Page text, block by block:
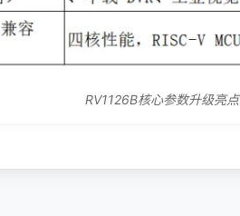
RV1126B核心参数升级亮点